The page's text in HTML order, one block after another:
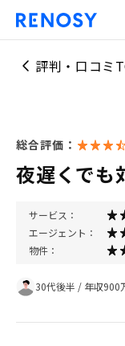
評判・口コミ
総合評価：
夜遅くでも
サービス：
エージェント：
物件：
30代後半 / 年収900